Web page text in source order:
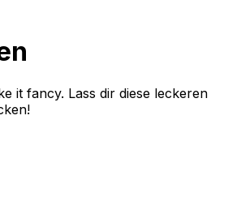
it fancy. Lass dir diese leckeren